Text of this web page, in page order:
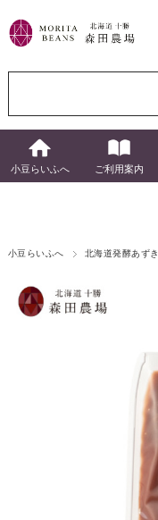
小豆らいふへ ご利用案内
小豆らいふへ 北海道発酵あずき